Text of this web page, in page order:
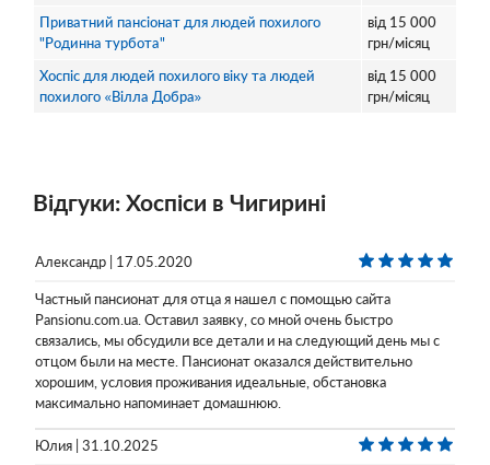
Приватний пансіонат для людей похилого
"Родинна турбота"
від 15 000
грн/місяц
Хоспіс для людей похилого віку та людей
похилого «Вілла Добра»
від 15 000
грн/місяц
Відгуки: Хоспіси в Чигирині
Александр | 17.05.2020
Частный пансионат для отца я нашел с помощью сайта
Pansionu.com.ua. Оставил заявку, со мной очень быстро
связались, мы обсудили все детали и на следующий день мы с
отцом были на месте. Пансионат оказался действительно
хорошим, условия проживания идеальные, обстановка
максимально напоминает домашнюю.
Юлия | 31.10.2025